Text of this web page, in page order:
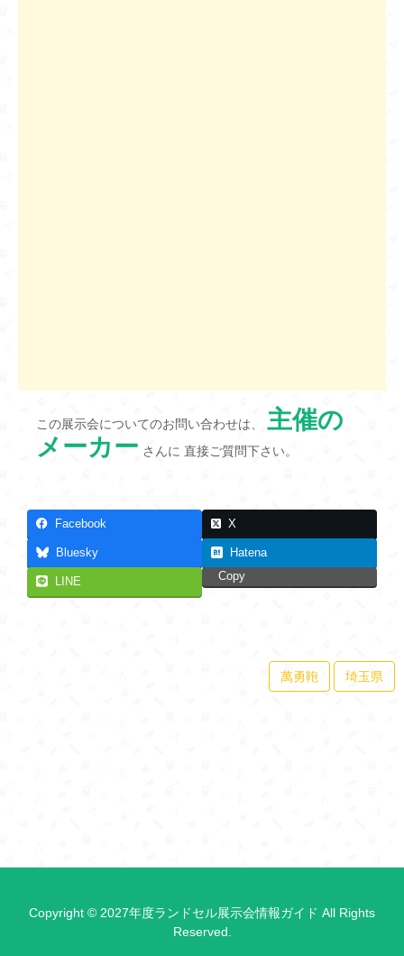
この展示会についてのお問い合わせは、 主催の
メーカー さんに 直接ご質問下さい。
Facebook X
Bluesky Hatena
LINE Copy
萬勇鞄 埼玉県
Copyright © 2027年度ランドセル展示会情報ガイド All Rights
Reserved.